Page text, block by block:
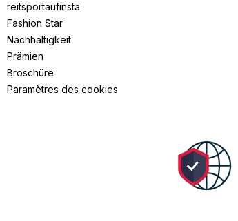
reitsportaufinsta
Fashion Star
Nachhaltigkeit
Prämien
Broschüre
Paramètres des cookies